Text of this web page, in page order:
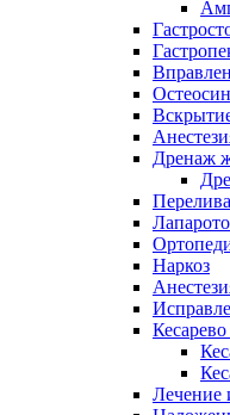
Дренаж
Наркоз
Лечение